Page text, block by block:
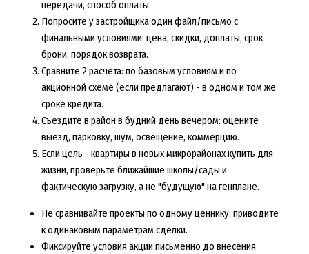
передачи, способ оплаты.
Попросите у застройщика один файл/письмо с
финальными условиями: цена, скидки, доплаты, срок
брони, порядок возврата.
Сравните 2 расчёта: по базовым условиям и по
акционной схеме (если предлагают) - в одном и том же
сроке кредита.
Съездите в район в будний день вечером: оцените
выезд, парковку, шум, освещение, коммерцию.
Если цель - квартиры в новых микрорайонах купить для
жизни, проверьте ближайшие школы/сады и
фактическую загрузку, а не "будущую" на генплане.
Не сравнивайте проекты по одному ценнику: приводите
к одинаковым параметрам сделки.
Фиксируйте условия акции письменно до внесения